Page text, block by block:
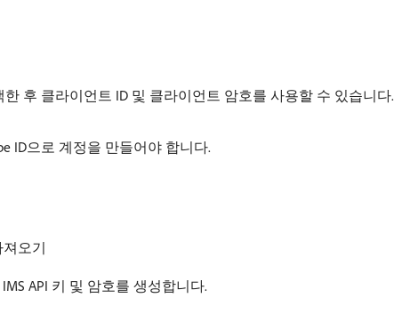
한 후 클라이언트 ID 및 클라이언트 암호를 사용할 수 있습니다.
ID으로 계정을 만들어야 합니다.
져오기
API 키 및 암호를 생성합니다.